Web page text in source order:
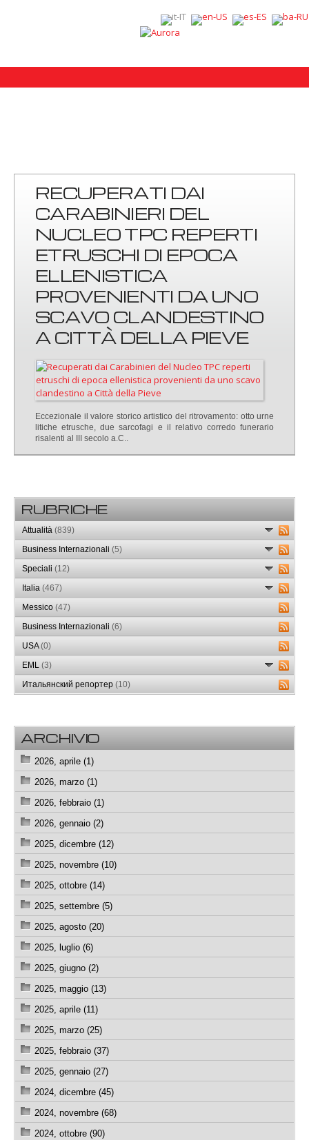
RECUPERATI DAI
CARABINIERI DEL
NUCLEO TPC REPERTI
ETRUSCHI DI EPOCA
ELLENISTICA
PROVENIENTI DA UNO
SCAVO CLANDESTINO
A CITTÀ DELLA PIEVE
Eccezionale il valore storico artistico del ritrovamento: otto urne
litiche etrusche, due sarcofagi e il relativo corredo funerario
risalenti al III secolo a.C..
RUBRICHE
Attualità (839)
Business Internazionali (5)
Speciali (12)
Italia (467)
Messico (47)
Business Internazionali (6)
USA(0)
EML (3)
Итальянский репортер (10)
ARCHIVIO
2026, aprile (1)
2026, marzo (1)
2026, febbraio (1)
2026, gennaio (2)
2025, dicembre (12)
2025, novembre (10)
2025, ottobre (14)
2025, settembre (5)
2025, agosto (20)
2025, luglio (6)
2025, giugno (2)
2025, maggio (13)
2025, aprile (11)
2025, marzo (25)
2025, febbraio (37)
2025, gennaio (27)
2024, dicembre (45)
2024, novembre (68)
2024, ottobre (90)